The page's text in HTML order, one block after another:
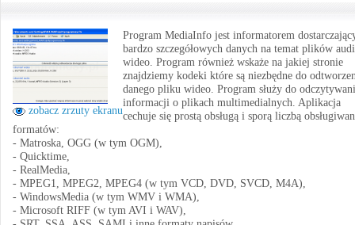
zobacz zrzuty ekranu
Program MediaInfo jest informatorem
bardzo szczegółowych danych na temat plików
wideo. Program również wskaże na jakiej stronie
znajdziemy kodeki które są niezbędne do
danego pliku wideo. Program służy do
informacji o plikach multimedialnych. Aplikacja
cechuje się prostą obsługą i sporą liczbą
formatów:
- Matroska, OGG (w tym OGM),
- Quicktime,
- RealMedia,
- MPEG1, MPEG2, MPEG4 (w tym VCD, DVD, SVCD, M4A),
- WindowsMedia (w tym WMV i WMA),
- Microsoft RIFF (w tym AVI i WAV),